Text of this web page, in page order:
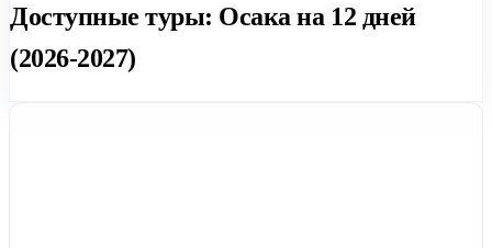
Доступные туры: Осака на 12 дней
(2026-2027)